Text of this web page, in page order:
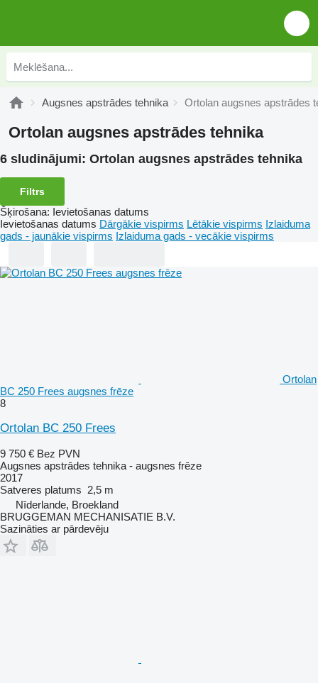
Augsnes apstrādes tehnika Ortolan augsnes apstrādes
Ortolan augsnes apstrādes tehnika
6 sludinājumi: Ortolan augsnes apstrādes tehnika
Filtrs
Šķirošana: Ievietošanas datums
Ievietošanas datums Dārgākie vispirms Lētākie vispirms Izlaiduma
gads - jaunākie vispirms Izlaiduma gads - vecākie vispirms
Ortolan
BC 250 Frees augsnes frēze
8
Ortolan BC 250 Frees
9 750 € Bez PVN
Augsnes apstrādes tehnika - augsnes frēze
2017
Satveres platums 2,5 m
Nīderlande, Broekland
BRUGGEMAN MECHANISATIE B.V.
Sazināties ar pārdevēju